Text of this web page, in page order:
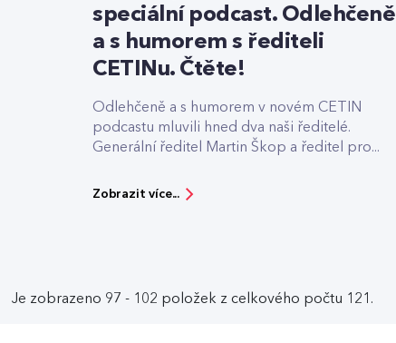
speciální podcast. Odlehčeně
a s humorem s řediteli
CETINu. Čtěte!
Odlehčeně a s humorem v novém CETIN
podcastu mluvili hned dva naši ředitelé.
Generální ředitel Martin Škop a ředitel pro...
Zobrazit více...
Je zobrazeno 97 - 102 položek z celkového počtu 121.